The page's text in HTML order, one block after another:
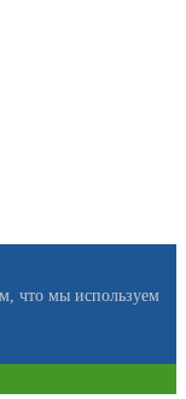
что мы используем